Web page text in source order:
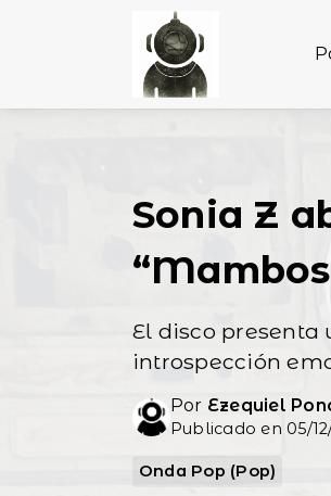
Sonia Z
El disco presenta
introspección
Por Ezequiel
Publicado en 05/
Onda Pop (Pop)